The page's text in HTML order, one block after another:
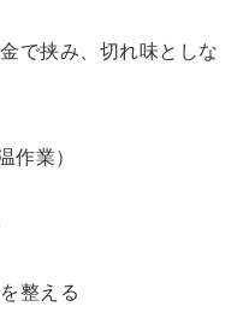
で挟み、切れ味としな
業）
整える